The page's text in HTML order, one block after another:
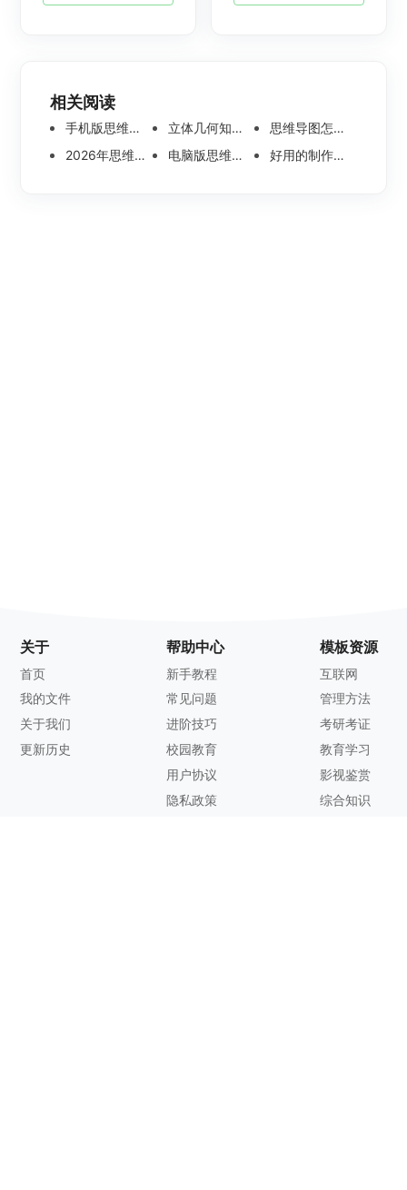
相关阅读
手机版思维导图软件哪个好 使用教程分享 立体几何知识点思维导图模板分享 思维导图怎么画
思维导图怎么画简单又漂亮 内附精美模板案例分享
2026年思维导图软件哪个好 最新免费思维导图软件测评
电脑版思维导图软件哪个好？可离线编辑的思维导图工具盘点 好用的制作思维导图软件有哪些？五款高分思维导图工具盘点
关于
首页
我的文件
关于我们
更新历史
帮助中心
新手教程
常见问题
进阶技巧
校园教育
用户协议
隐私政策
模板资源
互联网
管理方法
考研考证
教育学习
影视鉴赏
综合知识